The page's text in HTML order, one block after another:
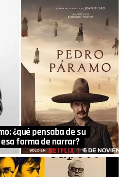
¿qué pensaba de su
forma de narrar?